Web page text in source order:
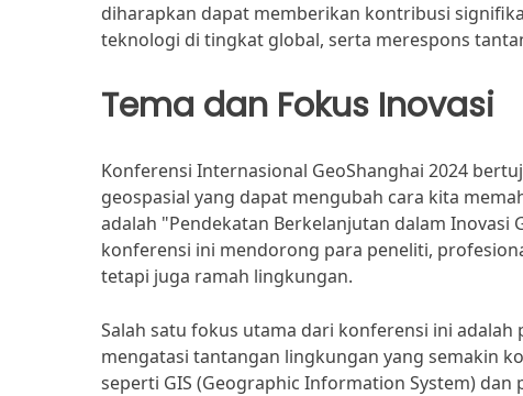
diharapkan dapat memberikan kontribusi
teknologi di tingkat global, serta merespons
Tema dan Fokus Inovasi
Konferensi Internasional GeoShanghai 2024
geospasial yang dapat mengubah cara kita
adalah "Pendekatan Berkelanjutan dalam
konferensi ini mendorong para peneliti,
tetapi juga ramah lingkungan.
Salah satu fokus utama dari konferensi ini
mengatasi tantangan lingkungan yang semakin
seperti GIS (Geographic Information System)